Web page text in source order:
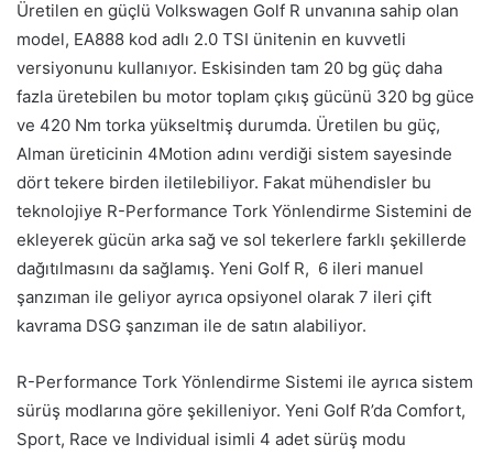
Üretilen en güçlü Volkswagen Golf R unvanına sahip olan
model, EA888 kod adlı 2.0 TSI ünitenin en kuvvetli
versiyonunu kullanıyor. Eskisinden tam 20 bg güç daha
fazla üretebilen bu motor toplam çıkış gücünü 320 bg güce
ve 420 Nm torka yükseltmiş durumda. Üretilen bu güç,
Alman üreticinin 4Motion adını verdiği sistem sayesinde
dört tekere birden iletilebiliyor. Fakat mühendisler bu
teknolojiye R-Performance Tork Yönlendirme Sistemini de
ekleyerek gücün arka sağ ve sol tekerlere farklı şekillerde
dağıtılmasını da sağlamış. Yeni Golf R, 6 ileri manuel
şanzıman ile geliyor ayrıca opsiyonel olarak 7 ileri çift
kavrama DSG şanzıman ile de satın alabiliyor.
R-Performance Tork Yönlendirme Sistemi ile ayrıca sistem
sürüş modlarına göre şekilleniyor. Yeni Golf R’da Comfort,
Sport, Race ve Individual isimli 4 adet sürüş modu